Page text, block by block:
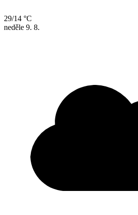
29/14 °C
neděle 9. 8.